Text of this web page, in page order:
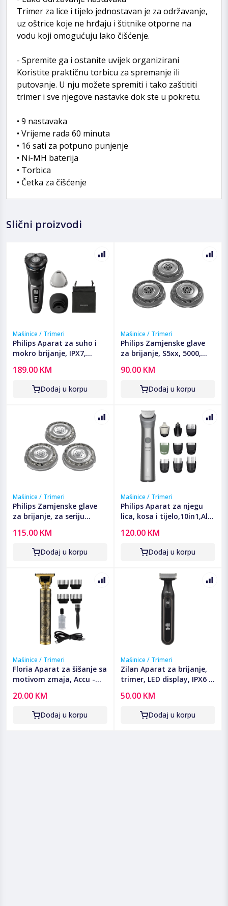
Trimer za lice i tijelo jednostavan je za održavanje,
uz oštrice koje ne hrđaju i štitnike otporne na
vodu koji omogućuju lako čišćenje.
- Spremite ga i ostanite uvijek organizirani
Koristite praktičnu torbicu za spremanje ili
putovanje. U nju možete spremiti i tako zaštititi
trimer i sve njegove nastavke dok ste u pokretu.
• 9 nastavaka
• Vrijeme rada 60 minuta
• 16 sati za potpuno punjenje
• Ni-MH baterija
• Torbica
• Četka za čišćenje
Slični proizvodi
Mašinice / Trimeri
Philips Aparat za suho i
mokro brijanje, IPX7,
189.00 KM
Dodaj u korpu
Mašinice / Trimeri
Philips Zamjenske glave
za brijanje, S5xx, 5000,
90.00 KM
Dodaj u korpu
Mašinice / Trimeri
Philips Zamjenske glave
za brijanje, za seriju
SH91/50
115.00 KM
Dodaj u korpu
Mašinice / Trimeri
Philips Aparat za njegu
lica, kosa i tijelo,10in1,All-
MG5921/15
120.00 KM
Dodaj u korpu
Mašinice / Trimeri
Floria Aparat za šišanje sa
motivom zmaja, Accu -
20.00 KM
Dodaj u korpu
Mašinice / Trimeri
Zilan Aparat za brijanje,
trimer, LED display, IPX6 -
50.00 KM
Dodaj u korpu